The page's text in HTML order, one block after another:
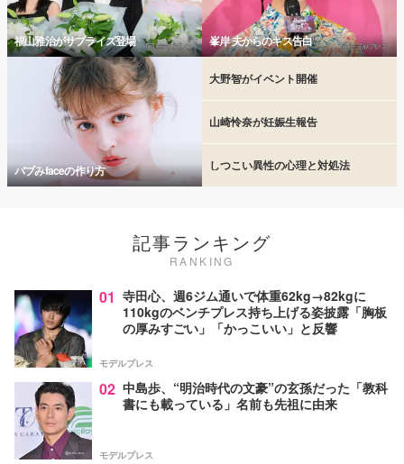
福山雅治がサプライズ登場 峯岸 夫からのキス告白
バブみfaceの作り方
大野智がイベント開催
山崎怜奈が妊娠生報告
しつこい異性の心理と対処法
記事ランキング
RANKING
01 寺田心、週6ジム通いで体重62kg→82kgに
110kgのベンチプレス持ち上げる姿披露「胸板
の厚みすごい」「かっこいい」と反響
モデルプレス
02 中島歩、“明治時代の文豪”の玄孫だった「教科
書にも載っている」名前も先祖に由来
モデルプレス